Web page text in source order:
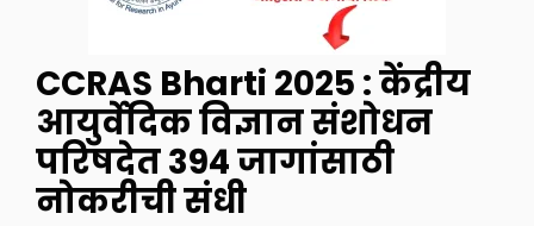
CCRAS Bharti 2025 : केंद्रीय
आयुर्वेदिक विज्ञान संशोधन
परिषदेत 394 जागांसाठी
नोकरीची संधी